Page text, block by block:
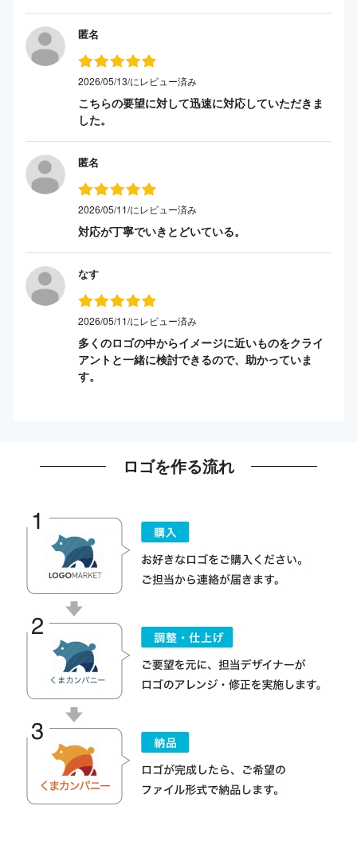
匿名
2026/05/13/にレビュー済み
こちらの要望に対して迅速に対応していただきま
した。
匿名
2026/05/11/にレビュー済み
対応が丁寧でいきとどいている。
なす
2026/05/11/にレビュー済み
多くのロゴの中からイメージに近いものをクライ
アントと一緒に検討できるので、助かっていま
す。
ロゴを作る流れ